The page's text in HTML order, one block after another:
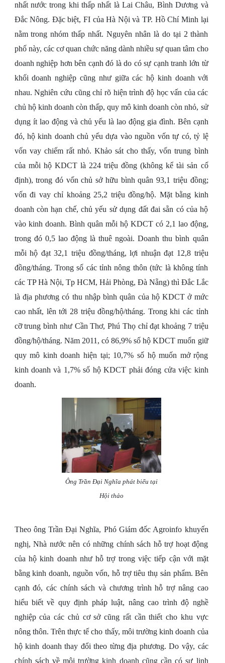
nhất nước trong khi thấp nhất là Lai Châu, Bình Dương và
Đắc Nông. Đặc biệt, FI của Hà Nội và TP. Hồ Chí Minh lại
nằm trong nhóm thấp nhất. Nguyên nhân là do tại 2 thành
phố này, các cơ quan chức năng dành nhiều sự quan tâm cho
doanh nghiệp hơn bên cạnh đó là do có sự cạnh tranh lớn từ
khối doanh nghiệp cũng như giữa các hộ kinh doanh với
nhau. Nghiên cứu cũng chỉ rõ hiện trình độ học vấn của các
chủ hộ kinh doanh còn thấp, quy mô kinh doanh còn nhỏ, sử
dụng ít lao động và chủ yếu là lao động gia đình. Bên cạnh
đó, hộ kinh doanh chủ yếu dựa vào nguồn vốn tự có, tỷ lệ
vốn vay chiếm rất nhỏ. Khảo sát cho thấy, vốn trung bình
của mỗi hộ KDCT là 224 triệu đồng (không kể tài sản cố
định), trong đó vốn chủ sở hữu bình quân 93,1 triệu đồng;
vốn đi vay chỉ khoảng 25,2 triệu đồng/hộ. Mặt bằng kinh
doanh còn hạn chế, chủ yếu sử dụng đất đai sẵn có của hộ
vào kinh doanh. Bình quân mỗi hộ KDCT có 2,1 lao động,
trong đó 0,5 lao động là thuê ngoài. Doanh thu bình quân
mỗi hộ đạt 32,1 triệu đồng/tháng, lợi nhuận đạt 12,8 triệu
đồng/tháng. Trong số các tỉnh nông thôn (tức là không tính
các TP Hà Nội, Tp HCM, Hải Phòng, Đà Nẵng) thì Đắc Lắc
là địa phương có thu nhập bình quân của hộ KDCT ở mức
cao nhất, lên tới 28 triệu đồng/hộ/tháng. Trong khi các tỉnh
cỡ trung bình như Cần Thơ, Phú Thọ chỉ đạt khoảng 7 triệu
đồng/hộ/tháng. Năm 2011, có 86,9% số hộ KDCT muốn giữ
quy mô kinh doanh hiện tại; 10,7% số hộ muốn mở rộng
kinh doanh và 1,7% số hộ KDCT phải đóng cửa việc kinh
doanh.
Ông Trần Đại Nghĩa phát biểu tại
Hội thảo
Theo ông Trần Đại Nghĩa, Phó Giám đốc Agroinfo khuyến
nghị, Nhà nước nên có những chính sách hỗ trợ hoạt động
của hộ kinh doanh như hỗ trợ trong việc tiếp cận với mặt
bằng kinh doanh, nguồn vốn, hỗ trợ tiêu thụ sản phẩm. Bên
cạnh đó, các chính sách và chương trình hỗ trợ nâng cao
hiểu biết về quy định pháp luật, nâng cao trình độ nghề
nghiệp của các chủ cơ sở cũng rất cần thiết cho khu vực
nông thôn. Trên thực tế cho thấy, môi trường kinh doanh của
hộ kinh doanh thay đổi theo từng địa phương. Do vậy, các
chính sách về môi trường kinh doanh cũng cần có sự linh